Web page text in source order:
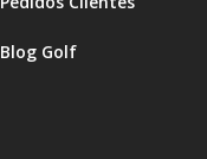
Blog Golf